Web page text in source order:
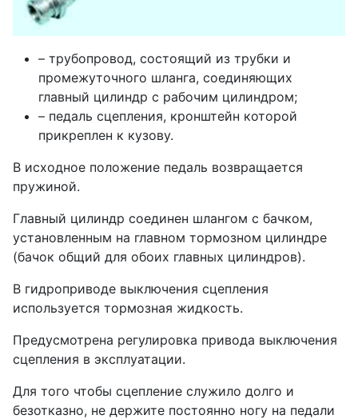
– трубопровод, состоящий из трубки и
промежуточного шланга, соединяющих
главный цилиндр с рабочим цилиндром;
– педаль сцепления, кронштейн которой
прикреплен к кузову.
В исходное положение педаль возвращается
пружиной.
Главный цилиндр соединен шлангом с бачком,
установленным на главном тормозном цилиндре
(бачок общий для обоих главных цилиндров).
В гидроприводе выключения сцепления
используется тормозная жидкость.
Предусмотрена регулировка привода выключения
сцепления в эксплуатации.
Для того чтобы сцепление служило долго и
безотказно, не держите постоянно ногу на педали